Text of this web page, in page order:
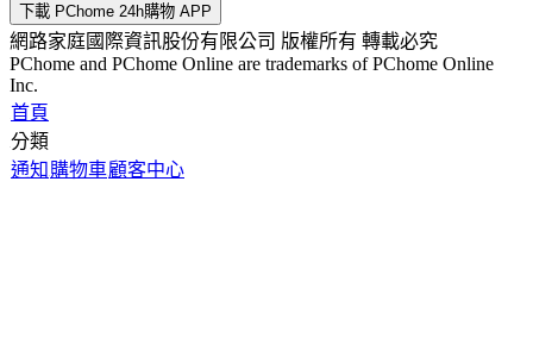
下載 PChome 24h購物 APP
網路家庭國際資訊股份有限公司 版權所有 轉載必究
PChome and PChome Online are trademarks of PChome Online
Inc.
首頁
分類
通知 購物車顧客中心